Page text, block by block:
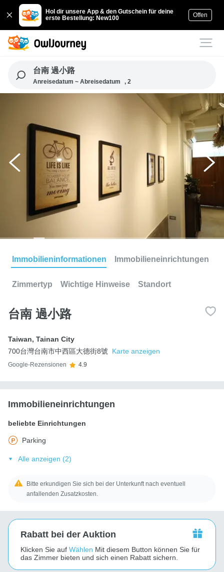
Hol dir unsere App & den Gutschein für deine
erste Bestellung: New100
Offen
台南 過小路
Anreisedatum ~ Abreisedatum , 2
Immobilieninformationen Immobilieneinrichtungen
Zimmertyp Wichtige Hinweise Standort
台南 過小路
Taiwan, Tainan City
700台灣台南市中西區大德街8號
Karte anzeigen
Google-Rezensionen 4.9
Immobilieneinrichtungen
beliebte Einrichtungen
Parking
Alle anzeigen (2)
Bitte erkundigen Sie sich bei der Unterkunft nach eventuell
anfallenden Zusatzkosten.
Rabatt bei der Auktion
Klicken Sie auf Wählen Mit diesem Button können Sie für
das Zimmer bieten und sich einen Rabatt sichern.